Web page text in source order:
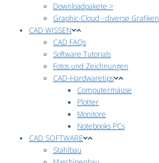
Downloadpakete >
Graphic-Cloud - diverse Grafiken
CAD WISSEN
CAD FAQs
Software Tutorials
Fotos und Zeichnungen
CAD-Hardwaretips
Computermäuse
Plotter
Monitore
Notebooks PCs
CAD SOFTWARE
Stahlbau